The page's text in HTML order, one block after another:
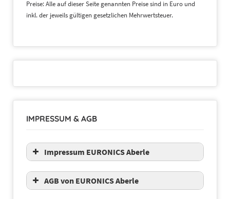
Preise: Alle auf dieser Seite genannten Preise sind in Euro und
inkl. der jeweils gültigen gesetzlichen Mehrwertsteuer.
IMPRESSUM & AGB
Impressum EURONICS Aberle
AGB von EURONICS Aberle